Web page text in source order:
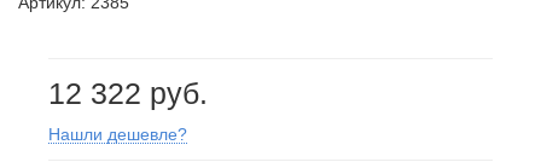
12 322 руб.
Нашли дешевле?